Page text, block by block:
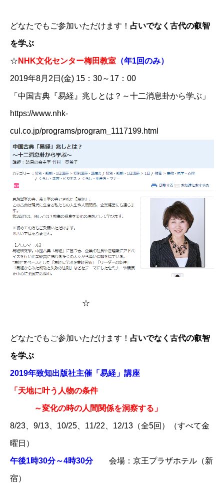
どなたでもご参加いただけます！ 占いでなく古代の叡智
を学ぶ
☆ NHK文化センター梅田教室 （年1回のみ）
2019年8月2日(金) 15：30～17：00
「中国古典『易経』兆しとは？～十二消息卦から学ぶ」
https://www.nhk-
cul.co.jp/programs/program_1117199.html
☆
どなたでもご参加いただけます！ 占いでなく古代の叡智
を学ぶ
2019年致知出版社主催「易経」講座
「天地に叶う人物の条件
～変化の時の人間関係を洞察する」
8/23、9/13、10/25、11/22、12/13（全5回）​（すべて金
曜日）
午後1時30分～4時30分会場：京王プラザホテル（新
宿）